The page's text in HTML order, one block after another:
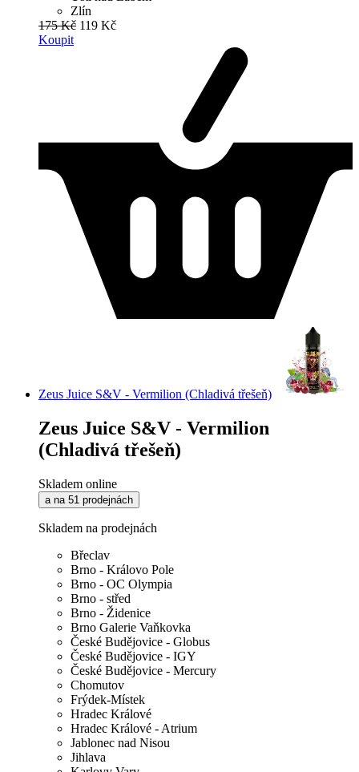
Zlín
175 Kč 119 Kč
Koupit
Zeus Juice S&V - Vermilion (Chladivá třešeň)
Zeus Juice S&V - Vermilion
(Chladivá třešeň)
Skladem online
a na 51 prodejnách
Skladem na prodejnách
Břeclav
Brno - Královo Pole
Brno - OC Olympia
Brno - střed
Brno - Židenice
Brno Galerie Vaňkovka
České Budějovice - Globus
České Budějovice - IGY
České Budějovice - Mercury
Chomutov
Frýdek-Místek
Hradec Králové
Hradec Králové - Atrium
Jablonec nad Nisou
Jihlava